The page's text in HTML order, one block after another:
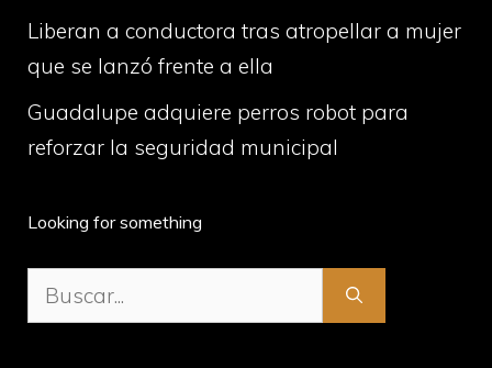
Liberan a conductora tras atropellar a mujer
que se lanzó frente a ella
Guadalupe adquiere perros robot para
reforzar la seguridad municipal
Looking for something
Buscar: